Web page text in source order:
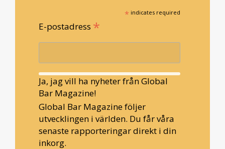
* indicates required
E-postadress *
Ja, jag vill ha nyheter från Global
Bar Magazine!
Global Bar Magazine följer
utvecklingen i världen. Du får våra
senaste rapporteringar direkt i din
inkorg.